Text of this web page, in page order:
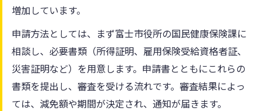
増加しています。
申請方法としては、まず富士市役所の国民健康保険課に
相談し、必要書類（所得証明、雇用保険受給資格者証、
災害証明など）を用意します。申請書とともにこれらの
書類を提出し、審査を受ける流れです。審査結果によっ
ては、減免額や期間が決定され、通知が届きます。